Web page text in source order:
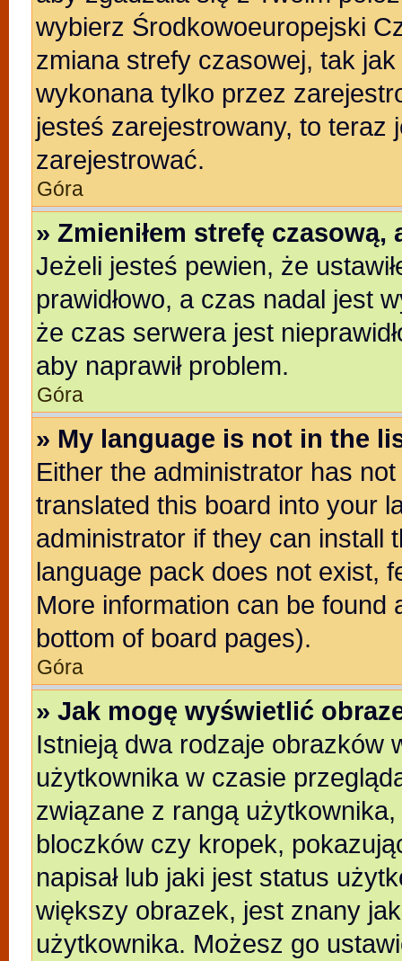
wybierz Środkowoeuropejski
zmiana strefy czasowej, tak
wykonana tylko przez
jesteś zarejestrowany, to teraz
zarejestrować.
Góra
» Zmieniłem strefę
Jeżeli jesteś pewien, że
prawidłowo, a czas nadal jest
że czas serwera jest
aby naprawił problem.
Góra
» My language is not in the
Either the administrator has
translated this board into your
administrator if they can install
language pack does not exist,
More information can be found
bottom of board pages).
Góra
» Jak mogę wyświetlić
Istnieją dwa rodzaje obrazków
użytkownika w czasie
związane z rangą
bloczków czy kropek,
napisał lub jaki jest status
większy obrazek, jest znany
użytkownika. Możesz go